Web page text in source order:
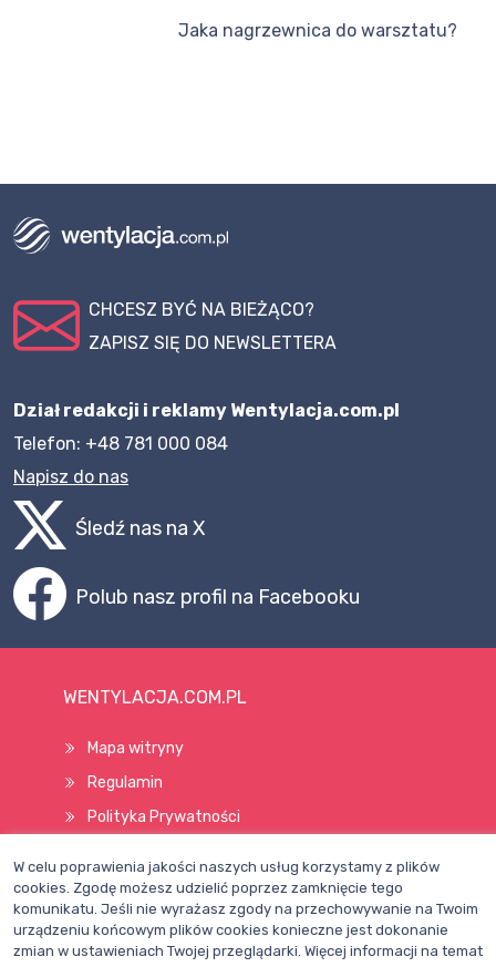
ZAPISZ SIĘ DO NEWSLETTERA
Telefon: +48 781 000 084
Śledź nas na X
WENTYLACJA.COM.PL
Mapa witryny
Wszelkie prawa zastrzeżone © 1998–2026
W celu poprawienia jakości naszych usług korzystamy z plików
cookies. Zgodę możesz udzielić poprzez zamknięcie tego
komunikatu. Jeśli nie wyrażasz zgody na przechowywanie na Twoim
urządzeniu końcowym plików cookies konieczne jest dokonanie
zmian w ustawieniach Twojej przeglądarki. Więcej informacji na temat